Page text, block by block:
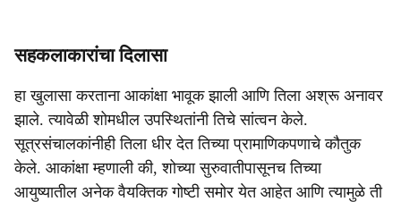
सहकलाकारांचा दिलासा
हा खुलासा करताना आकांक्षा भावूक झाली आणि तिला अश्रू अनावर
झाले. त्यावेळी शोमधील उपस्थितांनी तिचे सांत्वन केले.
सूत्रसंचालकांनीही तिला धीर देत तिच्या प्रामाणिकपणाचे कौतुक
केले. आकांक्षा म्हणाली की, शोच्या सुरुवातीपासूनच तिच्या
आयुष्यातील अनेक वैयक्तिक गोष्टी समोर येत आहेत आणि त्यामुळे ती